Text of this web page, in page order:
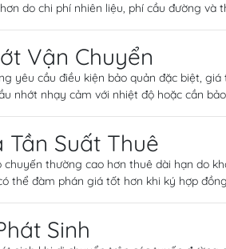
do chi phí nhiên liệu, phí cầu đường và
Vận Chuyển
yêu cầu điều kiện bảo quản đặc biệt, giá
nhớt nhạy cảm với nhiệt độ hoặc cần
Tần Suất Thuê
chuyến thường cao hơn thuê dài hạn do
thể đàm phán giá tốt hơn khi ký hợp
Sinh